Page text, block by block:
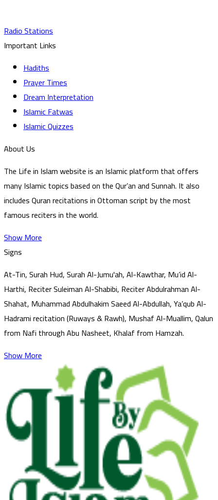
Radio Stations
Important Links
Hadiths
Prayer Times
Dream Interpretation
Islamic Fatwas
Islamic Quizzes
About Us
The Life in Islam website is an Islamic platform that offers
many Islamic topics based on the Qur’an and Sunnah. It also
includes Quran recitations in Ottoman script by the most
famous reciters in the world.
Show More
Signs
At-Tin, Surah Hud, Surah Al-Jumu'ah, Al-Kawthar, Mu’id Al-
Harthi, Reciter Suleiman Al-Shabibi, Reciter Abdulrahman Al-
Shahat, Muhammad Abdulhakim Saeed Al-Abdullah, Ya’qub Al-
Hadrami recitation (Ruways & Rawh), Mushaf Al-Muallim, Qalun
from Nafi through Abu Nasheet, Khalaf from Hamzah.
Show More